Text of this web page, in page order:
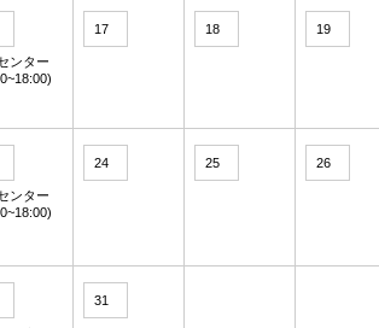
ンター
17 18 19
ンター
24 25 26
31